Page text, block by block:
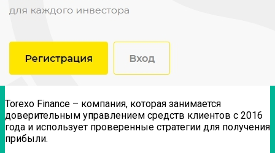
Torexo Finance – компания, которая занимается
доверительным управлением средств клиентов с 2016
года и использует проверенные стратегии для получения
прибыли.